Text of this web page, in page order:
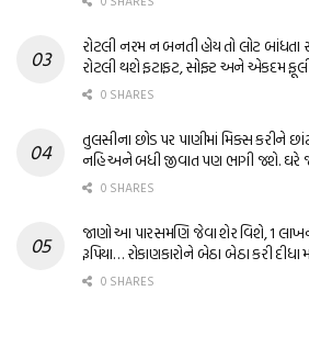
રોટલી નરમ ન બનતી હોય તો લોટ
રોટલી થશે ફટાફટ, સોફ્ટ અને એકદમ
0 SHARES
તુલસીના છોડ પર પાણીમાં મિક્સ કરીને
નહિ અને બધી જીવાત પણ ભાગી જશે. ઘરે
0 SHARES
જાણો આ પારસમણિ જેવા શેર વિશે, 1
રૂપિયા… રોકાણકારોને બેઠા બેઠા કરી દીધા
0 SHARES